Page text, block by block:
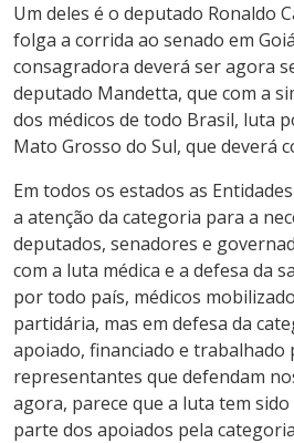
Um deles é o deputado Ronaldo
folga a corrida ao senado em
consagradora deverá ser agora
deputado Mandetta, que com a
dos médicos de todo Brasil, luta
Mato Grosso do Sul, que deverá
Em todos os estados as
a atenção da categoria para a
deputados, senadores e
com a luta médica e a defesa da
por todo país, médicos
partidária, mas em defesa da
apoiado, financiado e trabalhado
representantes que defendam
agora, parece que a luta tem
parte dos apoiados pela